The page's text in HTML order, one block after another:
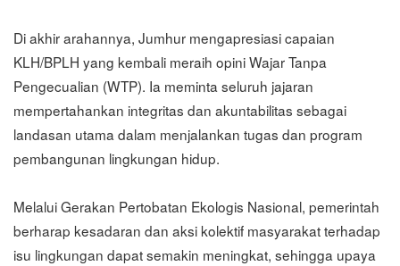
Di akhir arahannya, Jumhur mengapresiasi capaian
KLH/BPLH yang kembali meraih opini Wajar Tanpa
Pengecualian (WTP). Ia meminta seluruh jajaran
mempertahankan integritas dan akuntabilitas sebagai
landasan utama dalam menjalankan tugas dan program
pembangunan lingkungan hidup.
Melalui Gerakan Pertobatan Ekologis Nasional, pemerintah
berharap kesadaran dan aksi kolektif masyarakat terhadap
isu lingkungan dapat semakin meningkat, sehingga upaya